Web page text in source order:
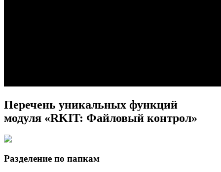
Перечень уникальных функций
модуля «RKIT: Файловый контрол»
Разделение по папкам